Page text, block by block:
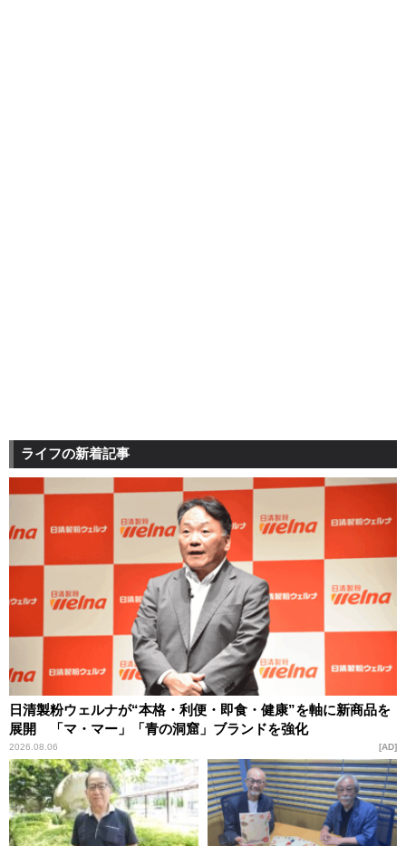
ライフの新着記事
日清製粉ウェルナが“本格・利便・即食・健康”を軸に新商品を
展開 「マ・マー」「青の洞窟」ブランドを強化
2026.08.06 AD